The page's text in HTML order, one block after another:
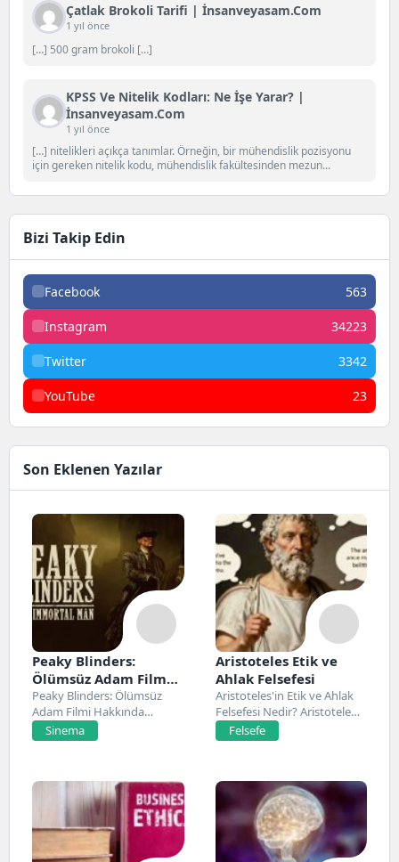
Çatlak Brokoli Tarifi | İnsanveyasam.com
1 yıl önce
[…] 500 gram brokoli […]
KPSS Ve Nitelik Kodları: Ne İşe Yarar? |
İnsanveyasam.com
1 yıl önce
[…] nitelikleri açıkça tanımlar. Örneğin, bir mühendislik pozisyonu
için gereken nitelik kodu, mühendislik fakültesinden mezun...
Bizi Takip Edin
Facebook 563
Instagram 34223
Twitter 3342
YouTube 23
Son Eklenen Yazılar
Peaky Blinders:
Ölümsüz Adam Film
Konusu, Oyuncuları
ve İnceleme
Peaky Blinders: Ölümsüz
Adam Filmi Hakkında
Netflix’te 20 Mart 2026...
Sinema
Aristoteles Etik ve
Ahlak Felsefesi
Aristoteles'in Etik ve Ahlak
Felsefesi Nedir? Aristoteles,
Antik Yunan felsefesinin...
Felsefe